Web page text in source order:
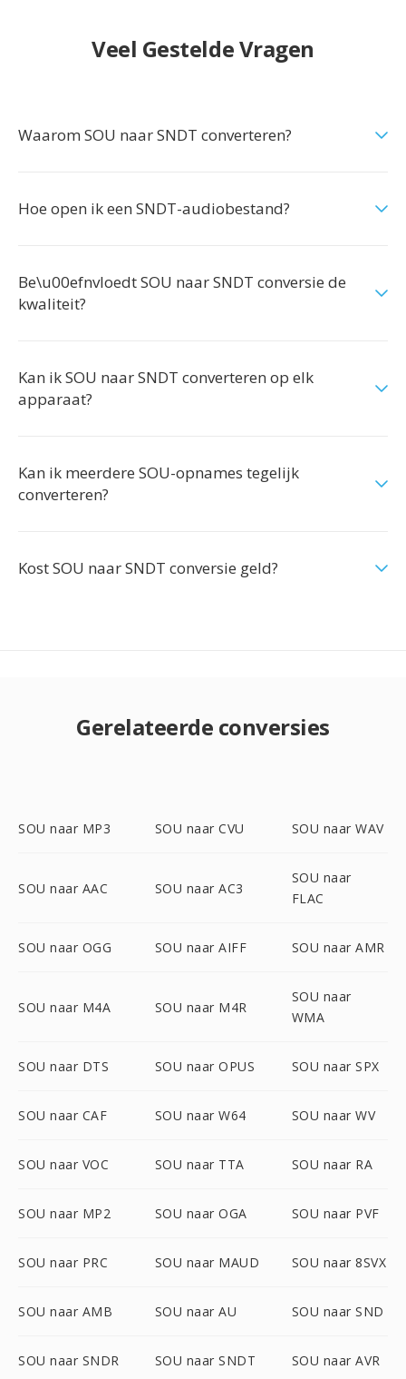
Veel Gestelde Vragen
Waarom SOU naar SNDT converteren?
Hoe open ik een SNDT-audiobestand?
Be\u00efnvloedt SOU naar SNDT conversie de
kwaliteit?
Kan ik SOU naar SNDT converteren op elk
apparaat?
Kan ik meerdere SOU-opnames tegelijk
converteren?
Kost SOU naar SNDT conversie geld?
Gerelateerde conversies
SOU naar MP3 SOU naar CVU SOU naar WAV
SOU naar AAC SOU naar AC3
SOU naar
FLAC
SOU naar OGG SOU naar AIFF SOU naar AMR
SOU naar M4A SOU naar M4R
SOU naar
WMA
SOU naar DTS SOU naar OPUS SOU naar SPX
SOU naar CAF SOU naar W64 SOU naar WV
SOU naar VOC SOU naar TTA SOU naar RA
SOU naar MP2 SOU naar OGA SOU naar PVF
SOU naar PRC SOU naar MAUD SOU naar 8SVX
SOU naar AMB SOU naar AU SOU naar SND
SOU naar SNDR SOU naar SNDT SOU naar AVR